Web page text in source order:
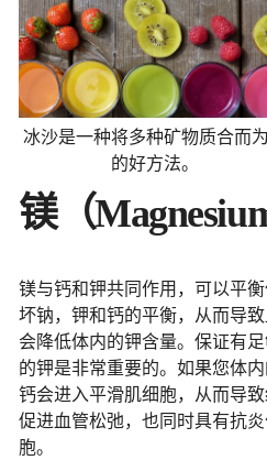
冰沙是一种将多种矿物质合而
的好方法。
镁（
镁与钙和钾共同作用，可以平
坏钠，钾和钙的平衡，从而导
会降低体内的钾含量。保证有
的钾是非常重要的。如果您体
钙会进入平滑肌细胞，从而导
促进血管松弛，也同时具有抗
胞。